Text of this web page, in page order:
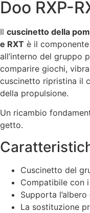
Doo RXP-
Il cuscinetto della
e RXT è il
all’interno del gruppo
comparire giochi,
cuscinetto ripristina il
della propulsione.
Un ricambio
getto.
Cuscinetto del
Compatibile con i
Supporta
La sostituzione